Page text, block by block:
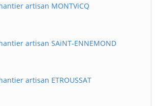
artisan MONTViCQ
artisan SAiNT-ENNEMOND
artisan ETROUSSAT